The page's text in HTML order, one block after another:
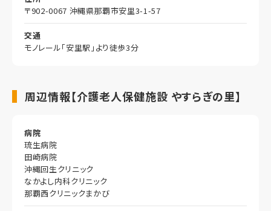
〒902-0067 沖縄県那覇市安里3-1-57
交通
モノレール「安里駅」より徒歩3分
周辺情報【介護老人保健施設 やすらぎの里】
病院
琉生病院
田崎病院
沖縄回生クリニック
なかよし内科クリニック
那覇西クリニックまかび